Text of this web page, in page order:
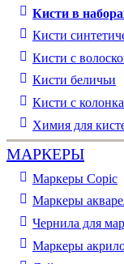
Кисти в
Кисти
Кисти с
Кисти беличьи
Кисти с колонка
Химия для
МАРКЕРЫ
Маркеры Copic
Маркеры
Чернила для
Маркеры